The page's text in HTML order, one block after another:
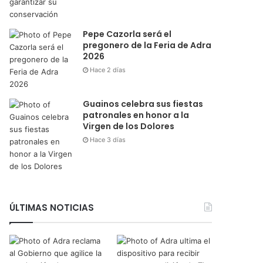
Pepe Cazorla será el
pregonero de la Feria de Adra
2026
Hace 2 días
Guainos celebra sus fiestas
patronales en honor a la
Virgen de los Dolores
Hace 3 días
ÚLTIMAS NOTICIAS